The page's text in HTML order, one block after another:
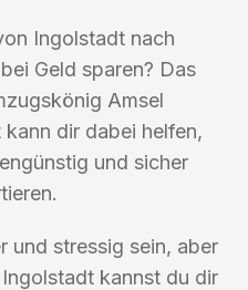
Ingolstadt nach
Geld sparen? Das
Amsel
dir dabei helfen,
und sicher
und stressig sein, aber
kannst du dir